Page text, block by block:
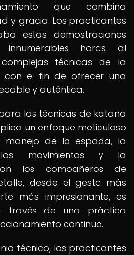
que combina
y gracia. Los practicantes
estas demostraciones
horas al
técnicas de la
con el fin de ofrecer una
y auténtica.
las técnicas de katana
un enfoque meticuloso
manejo de la espada, la
movimientos y la
los compañeros de
desde el gesto más
más impresionante, es
través de una práctica
continuo.
técnico, los practicantes